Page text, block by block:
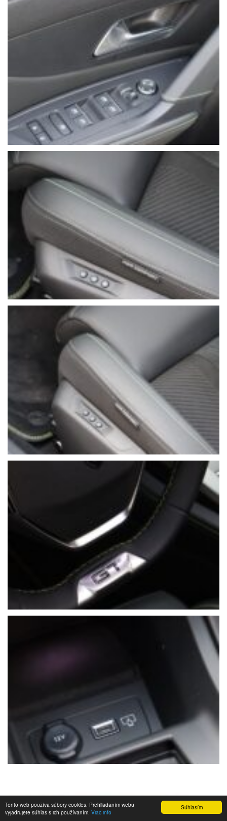
Súhlasím
Tento web používa súbory cookies. Prehliadaním webu
vyjadrujete súhlas s ich používaním. Viac info